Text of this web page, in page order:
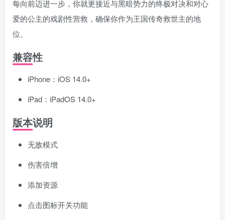
每向前迈进一步，你就更接近与黑暗势力的终极对决和对心
爱的公主的戏剧性营救，确保你作为王国传奇救世主的地
位。
兼容性
iPhone：iOS 14.0+
iPad：iPadOS 14.0+
版本说明
无敌模式
伤害倍增
添加资源
点击图标开关功能